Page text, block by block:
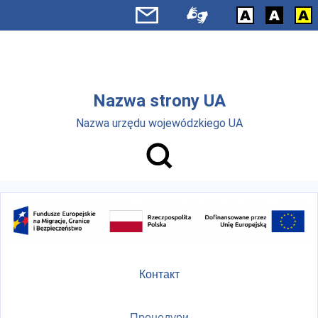
Перейти до основного вмісту
Nazwa strony UA
Nazwa urzędu wojewódzkiego UA
Контакт